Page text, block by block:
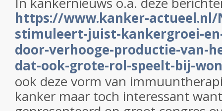
https://www.kanker-actueel.nl/
stimuleert-juist-kankergroei-
door-verhooge-productie-van-
dat-ook-grote-rol-speelt-bij-
ook deze vorm van
kanker maar toch interessant